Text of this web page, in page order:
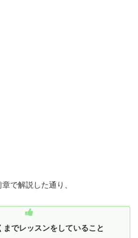
で解説した通り、
までレッスンをしていること